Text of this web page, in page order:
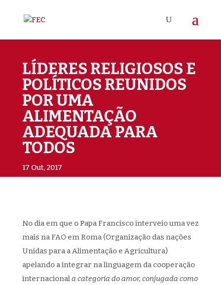
LÍDERES RELIGIOSOS E
POLÍTICOS REUNIDOS
POR UMA
ALIMENTAÇÃO
ADEQUADA PARA
TODOS
17 Out, 2017
No dia em que o Papa Francisco interveio uma vez
mais na FAO em Roma (Organização das nações
Unidas para a Alimentação e Agricultura)
apelando a integrar na linguagem da cooperação
internacionala categoria do amor, conjugada como